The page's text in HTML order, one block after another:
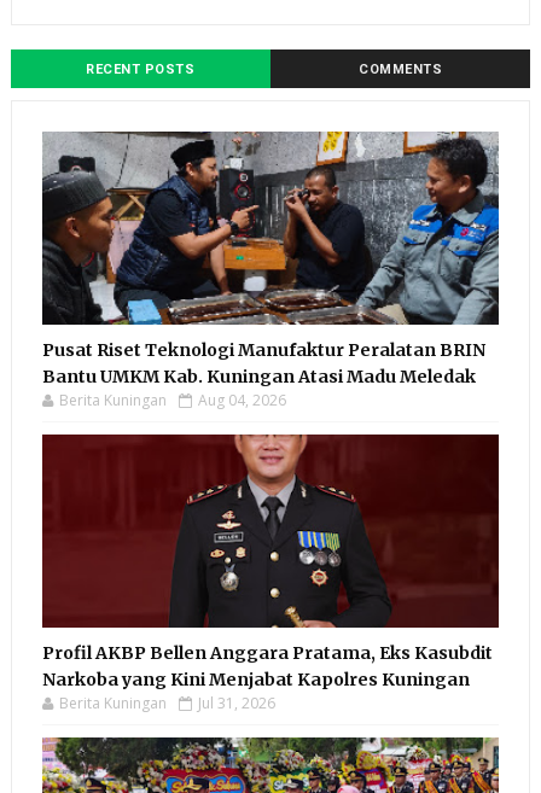
RECENT POSTS COMMENTS
Pusat Riset Teknologi Manufaktur Peralatan BRIN
Bantu UMKM Kab. Kuningan Atasi Madu Meledak
Berita Kuningan Aug 04, 2026
Profil AKBP Bellen Anggara Pratama, Eks Kasubdit
Narkoba yang Kini Menjabat Kapolres Kuningan
Berita Kuningan Jul 31, 2026